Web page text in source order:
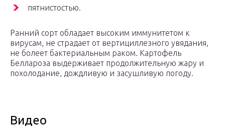
пятнистостью.
Ранний сорт обладает высоким иммунитетом к
вирусам, не страдает от вертициллезного увядания,
не болеет бактериальным раком. Картофель
Беллароза выдерживает продолжительную жару и
похолодание, дождливую и засушливую погоду.
Видео